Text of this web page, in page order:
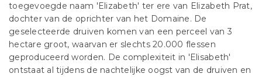
toegevoegde naam 'Elizabeth' ter ere van Elizabeth Prat,
dochter van de oprichter van het Domaine. De
geselecteerde druiven komen van een perceel van 3
hectare groot, waarvan er slechts 20.000 flessen
geproduceerd worden. De complexiteit in 'Elisabeth'
ontstaat al tijdens de nachtelijke oogst van de druiven en